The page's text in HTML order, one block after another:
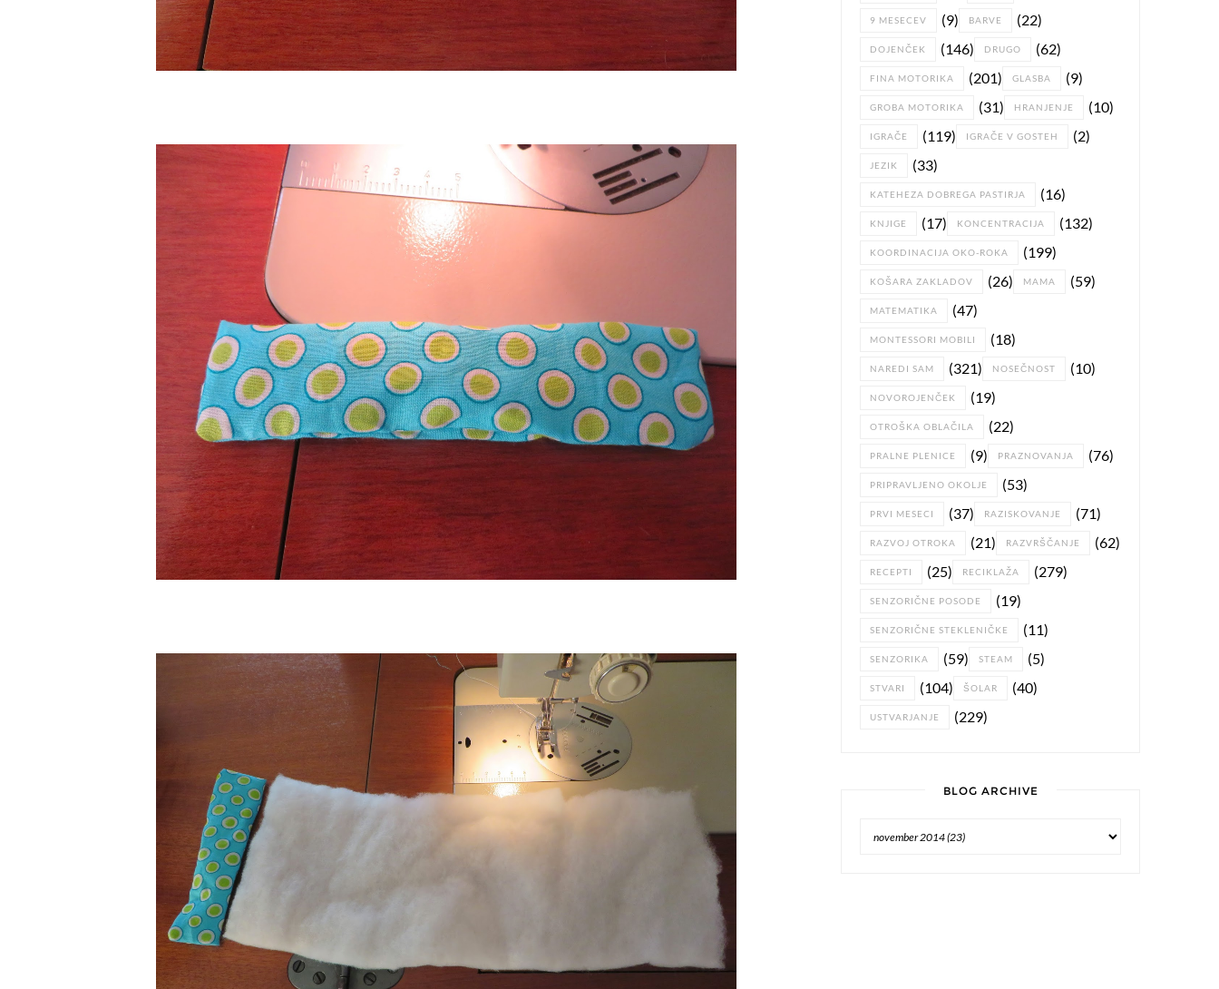
9 MESECEV (9) BARVE (22)
DOJENČEK (146) DRUGO (62)
FINA MOTORIKA (201) GLASBA (9)
GROBA MOTORIKA (31) HRANJENJE (10)
IGRAČE (119) IGRAČE V GOSTEH (2)
JEZIK (33)
KATEHEZA DOBREGA PASTIRJA (16)
KNJIGE (17) KONCENTRACIJA (132)
KOORDINACIJA OKO-ROKA (199)
KOŠARA ZAKLADOV (26) MAMA (59)
MATEMATIKA (47)
MONTESSORI MOBILI (18)
NAREDI SAM (321) NOSEČNOST (10)
NOVOROJENČEK (19)
OTROŠKA OBLAČILA (22)
PRALNE PLENICE (9) PRAZNOVANJA (76)
PRIPRAVLJENO OKOLJE (53)
PRVI MESECI (37) RAZISKOVANJE (71)
RAZVOJ OTROKA (21) RAZVRŠČANJE (62)
RECEPTI (25) RECIKLAŽA (279)
SENZORIČNE POSODE (19)
SENZORIČNE STEKLENIČKE (11)
SENZORIKA (59) STEAM (5)
STVARI (104) ŠOLAR (40)
USTVARJANJE (229)
BLOG ARCHIVE